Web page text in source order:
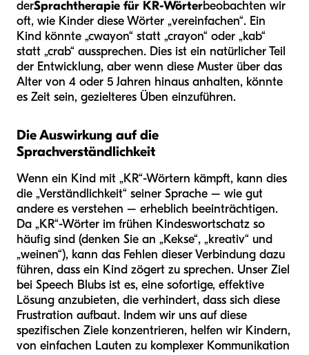
derSprachtherapie für KR-Wörterbeobachten wir
oft, wie Kinder diese Wörter „vereinfachen“. Ein
Kind könnte „cwayon“ statt „crayon“ oder „kab“
statt „crab“ aussprechen. Dies ist ein natürlicher Teil
der Entwicklung, aber wenn diese Muster über das
Alter von 4 oder 5 Jahren hinaus anhalten, könnte
es Zeit sein, gezielteres Üben einzuführen.
Die Auswirkung auf die
Sprachverständlichkeit
Wenn ein Kind mit „KR“-Wörtern kämpft, kann dies
die „Verständlichkeit“ seiner Sprache – wie gut
andere es verstehen – erheblich beeinträchtigen.
Da „KR“-Wörter im frühen Kindeswortschatz so
häufig sind (denken Sie an „Kekse“, „kreativ“ und
„weinen“), kann das Fehlen dieser Verbindung dazu
führen, dass ein Kind zögert zu sprechen. Unser Ziel
bei Speech Blubs ist es, eine sofortige, effektive
Lösung anzubieten, die verhindert, dass sich diese
Frustration aufbaut. Indem wir uns auf diese
spezifischen Ziele konzentrieren, helfen wir Kindern,
von einfachen Lauten zu komplexer Kommunikation